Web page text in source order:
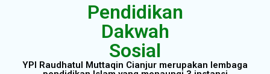
Pendidikan
Dakwah
Sosial
YPI Raudhatul Muttaqin Cianjur merupakan lembaga